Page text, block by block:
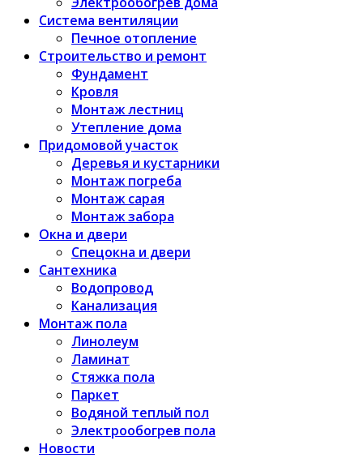
Система вентиляции
Печное отопление
Строительство и ремонт
Фундамент
Кровля
Монтаж лестниц
Утепление дома
Придомовой участок
Деревья и кустарники
Монтаж погреба
Монтаж сарая
Монтаж забора
Окна и двери
Спецокна и двери
Сантехника
Водопровод
Канализация
Монтаж пола
Линолеум
Ламинат
Стяжка пола
Паркет
Водяной теплый пол
Электрообогрев пола
Новости